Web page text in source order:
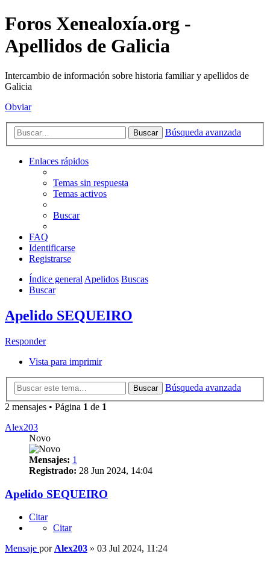
Foros Xenealoxía.org -
Apellidos de Galicia
Intercambio de información sobre historia familiar y apellidos de
Galicia
Obviar
Buscar Búsqueda avanzada
Enlaces rápidos
Temas sin respuesta
Temas activos
Buscar
FAQ
Identificarse
Registrarse
Índice generalApelidos Buscas
Buscar
Apelido SEQUEIRO
Responder
Vista para imprimir
Buscar
Búsqueda avanzada
2 mensajes • Página 1 de 1
Alex203
Novo
Mensajes: 1
Registrado: 28 Jun 2024, 14:04
Apelido SEQUEIRO
Citar
Citar
Mensaje por Alex203 » 03 Jul 2024, 11:24